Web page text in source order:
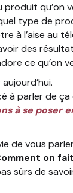
produit qu’on
type de
à l’aise au
des
ce qu’on
à parler de
à se poser
de vous
on
sûrs de